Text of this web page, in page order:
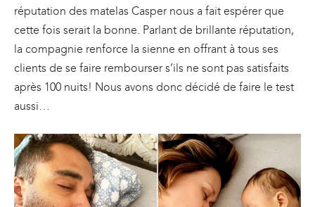
réputation des matelas Casper nous a fait espérer que
cette fois serait la bonne. Parlant de brillante réputation,
la compagnie renforce la sienne en offrant à tous ses
clients de se faire rembourser s’ils ne sont pas satisfaits
après 100 nuits! Nous avons donc décidé de faire le test
aussi…